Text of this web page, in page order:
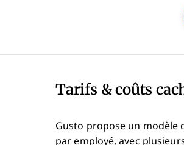
Tarifs & coûts
Gusto propose un modèle
par employé, avec